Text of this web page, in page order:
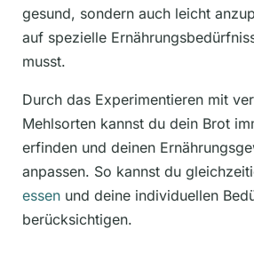
gesund, sondern auch leicht
auf spezielle
musst.
Durch das Experimentieren mit
Mehlsorten kannst du dein Brot
erfinden und deinen
anpassen. So kannst du
essen und deine individuellen
berücksichtigen.